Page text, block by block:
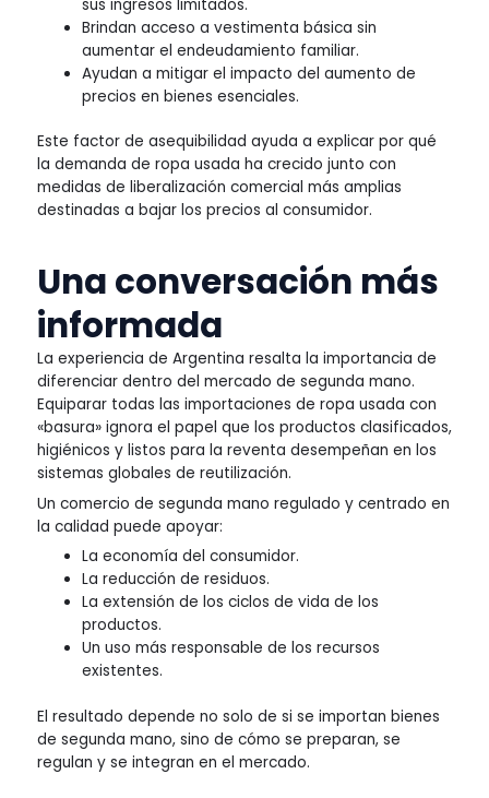
sus ingresos limitados.
Brindan acceso a vestimenta básica sin
aumentar el endeudamiento familiar.
Ayudan a mitigar el impacto del aumento de
precios en bienes esenciales.
Este factor de asequibilidad ayuda a explicar por qué
la demanda de ropa usada ha crecido junto con
medidas de liberalización comercial más amplias
destinadas a bajar los precios al consumidor.
Una conversación más
informada
La experiencia de Argentina resalta la importancia de
diferenciar dentro del mercado de segunda mano.
Equiparar todas las importaciones de ropa usada con
«basura» ignora el papel que los productos clasificados,
higiénicos y listos para la reventa desempeñan en los
sistemas globales de reutilización.
Un comercio de segunda mano regulado y centrado en
la calidad puede apoyar:
La economía del consumidor.
La reducción de residuos.
La extensión de los ciclos de vida de los
productos.
Un uso más responsable de los recursos
existentes.
El resultado depende no solo de si se importan bienes
de segunda mano, sino de cómo se preparan, se
regulan y se integran en el mercado.